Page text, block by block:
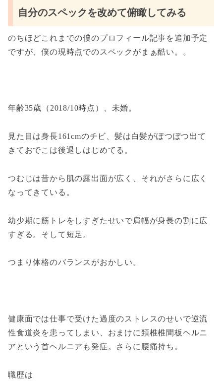
自分のスペックを改めて俯瞰してみる
のちほどこれまでの僕のプロフィール記事を追加予定
ですが、僕の現時点でのスペックがまぁ酷い。。
年齢35歳（2018/10時点）、未婚。
見た目は身長161cmのチビ、髪は白髪がぽつぽつ出て
きておでこは後退しはじめてる。
つむじは昔から肌の露出面が広く、それがさらに広く
なってきている。
幼少期に筋トレをしすぎたせいで肩幅が身長の割に広
すぎる。そして短足。
つまり体格のバランスがおかしい。
健康面では仕事で受けた過度のストレスのせいで逆流
性食道炎を患ってしまい、おまけに頚椎椎間板ヘルニ
アという首ヘルニアも発症。さらに腰痛持ち。
職歴は